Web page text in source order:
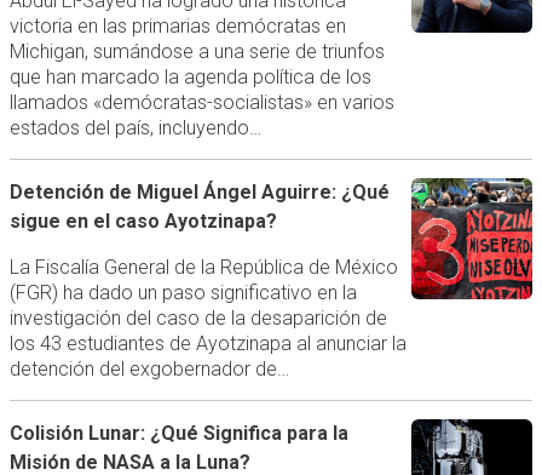
victoria en las primarias demócratas en
Michigan, sumándose a una serie de triunfos
que han marcado la agenda política de los
llamados «demócratas-socialistas» en varios
estados del país, incluyendo…
Detención de Miguel Ángel Aguirre: ¿Qué
sigue en el caso Ayotzinapa?
La Fiscalía General de la República de México
(FGR) ha dado un paso significativo en la
investigación del caso de la desaparición de
los 43 estudiantes de Ayotzinapa al anunciar la
detención del exgobernador de…
Colisión Lunar: ¿Qué Significa para la
Misión de NASA a la Luna?